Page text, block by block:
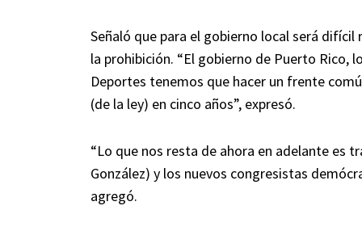
Señaló que para el gobierno local será
la prohibición. “El gobierno de Puerto Rico,
Deportes tenemos que hacer un frente
(de la ley) en cinco años”, expresó.
“Lo que nos resta de ahora en adelante es
González) y los nuevos congresistas
agregó.